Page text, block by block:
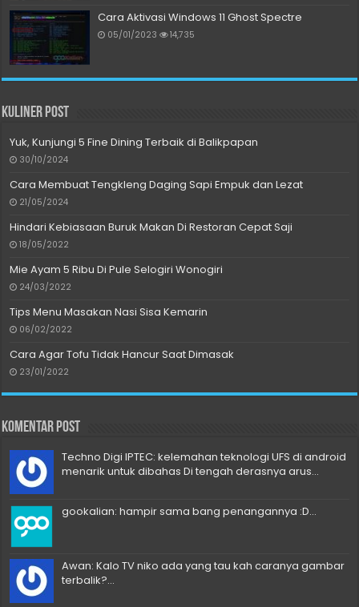
Cara Aktivasi Windows 11 Ghost Spectre
05/01/2023 14,735
Kuliner Post
Yuk, Kunjungi 5 Fine Dining Terbaik di Balikpapan
30/10/2024
Cara Membuat Tengkleng Daging Sapi Empuk dan Lezat
21/05/2024
Hindari Kebiasaan Buruk Makan Di Restoran Cepat Saji
18/05/2022
Mie Ayam 5 Ribu Di Pule Selogiri Wonogiri
24/03/2022
Tips Menu Masakan Nasi Sisa Kemarin
06/02/2022
Cara Agar Tofu Tidak Hancur Saat Dimasak
23/01/2022
Komentar Post
Techno Digi IPTEC: kelemahan teknologi UFS di android
menarik untuk dibahas Di tengah derasnya arus...
gookalian: hampir sama bang penangannya :D...
Awan: Kalo TV niko ada yang tau kah caranya gambar
terbalik?...